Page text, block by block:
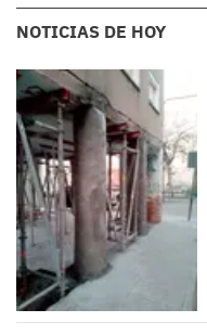
NOTICIAS DE HOY